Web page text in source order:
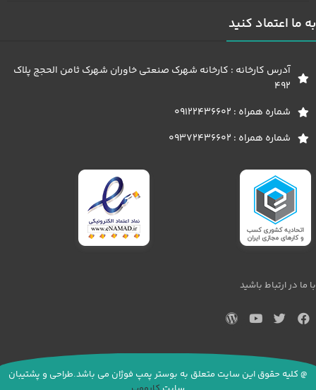
به ما اعتماد کنید
آدرس کارخانه : کارخانه شهرک صنعتی خاوران شهرک ثامن الحجج پلاک
492
شماره همراه : 09122436602
شماره همراه : 09372436602
با ما در ارتباط باشید
@ کلیه حقوق این سایت متعلق به بوستر پمپ فوژان می باشد.طراحی و پشتیبان